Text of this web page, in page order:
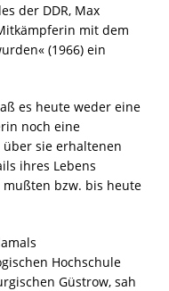
der DDR, Max
mit dem
(1966) ein
es heute weder eine
noch eine
sie erhaltenen
ihres Lebens
bzw. bis heute
Hochschule
Güstrow, sah